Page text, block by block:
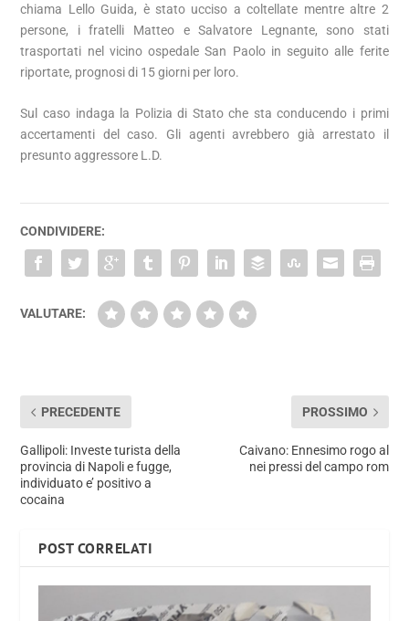
chiama Lello Guida, è stato ucciso a coltellate mentre altre 2
persone, i fratelli Matteo e Salvatore Legnante, sono stati
trasportati nel vicino ospedale San Paolo in seguito alle ferite
riportate, prognosi di 15 giorni per loro.
Sul caso indaga la Polizia di Stato che sta conducendo i primi
accertamenti del caso. Gli agenti avrebbero già arrestato il
presunto aggressore L.D.
CONDIVIDERE:
VALUTARE:
PRECEDENTE
Gallipoli: Investe turista della
provincia di Napoli e fugge,
individuato e’ positivo a
cocaina
PROSSIMO
Caivano: Ennesimo rogo al
nei pressi del campo rom
POST CORRELATI